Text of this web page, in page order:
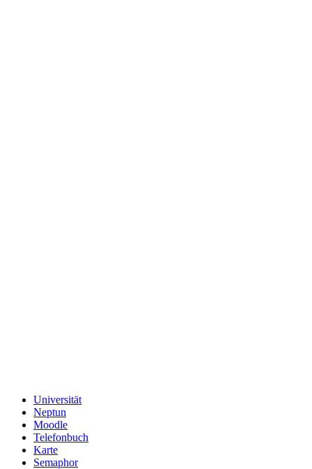
Universität
Neptun
Moodle
Telefonbuch
Karte
Semaphor